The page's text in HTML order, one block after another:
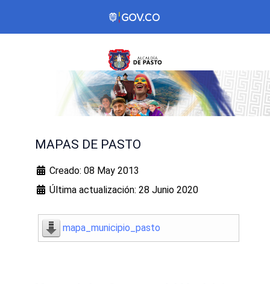
MAPAS DE PASTO
Creado: 08 May 2013
Última actualización: 28 Junio 2020
mapa_municipio_pasto